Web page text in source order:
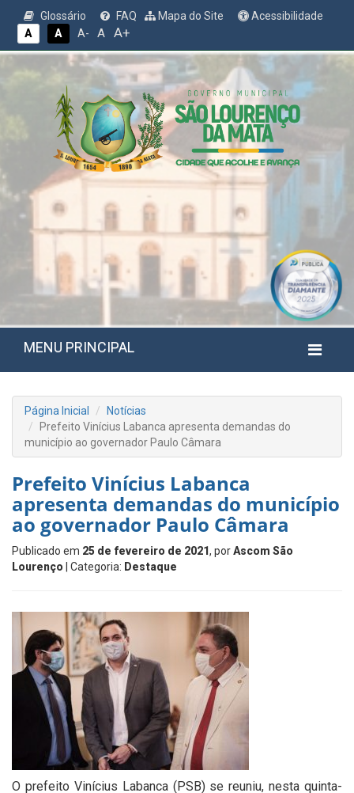
Glossário FAQ Mapa do Site
Acessibilidade
A
A A- A A+
MENU PRINCIPAL
Página Inicial
Notícias
Prefeito Vinícius Labanca apresenta demandas do
município ao governador Paulo Câmara
Prefeito Vinícius Labanca
apresenta demandas do município
ao governador Paulo Câmara
Publicado em 25 de fevereiro de 2021, porAscom São
Lourenço | Categoria: Destaque
O prefeito Vinícius Labanca (PSB) se reuniu, nesta quinta-